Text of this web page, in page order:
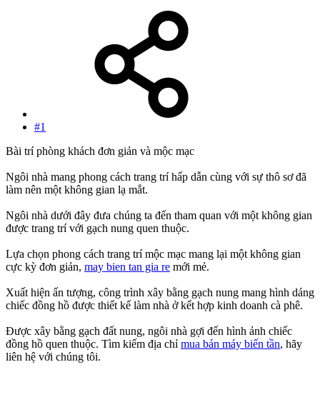
#1
Bài trí phòng khách đơn giản và mộc mạc
Ngôi nhà mang phong cách trang trí hấp dẫn cùng với sự thô sơ đã
làm nên một không gian lạ mắt.
Ngôi nhà dưới đây đưa chúng ta đến tham quan với một không gian
được trang trí với gạch nung quen thuộc.
Lựa chọn phong cách trang trí mộc mạc mang lại một không gian
cực kỳ đơn giản, may bien tan gia re mới mẻ.
Xuất hiện ấn tượng, công trình xây bằng gạch nung mang hình dáng
chiếc đồng hồ được thiết kế làm nhà ở kết hợp kinh doanh cà phê.
Được xây bằng gạch đất nung, ngôi nhà gợi đến hình ảnh chiếc
đồng hồ quen thuộc. Tìm kiếm địa chỉ mua bán máy biến tần, hãy
liên hệ với chúng tôi.